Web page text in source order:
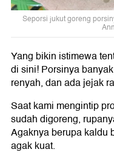
Seporsi jukut goreng
Yang bikin istimewa
di sini! Porsinya
renyah, dan ada jejak
Saat kami mengintip
sudah digoreng,
Agaknya berupa kaldu
agak kuat.